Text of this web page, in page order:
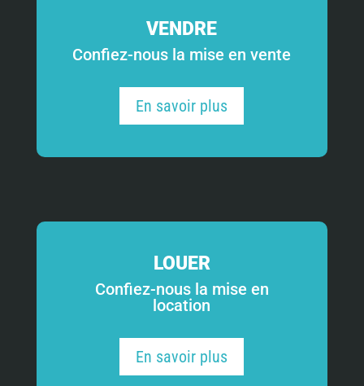
VENDRE
Confiez-nous la mise en vente
En savoir plus
LOUER
Confiez-nous la mise en
location
En savoir plus